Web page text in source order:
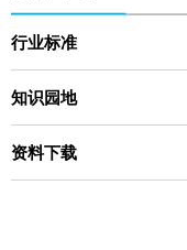
行业标准
知识园地
资料下载